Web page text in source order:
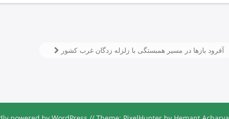
آفرود بازها در مسیر همبستگی با زلزله زدگان غرب کشور